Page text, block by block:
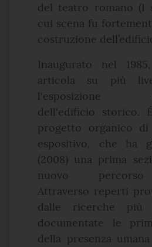
del teatro romano (I
cui scena fu
costruzione
Inaugurato nel
articola su più
l'esposizione
dell'edificio storico.
progetto organico di
espositivo, che ha
(2008) una prima
nuovo percorso
Attraverso reperti
dalle ricerche più
documentate le
della presenza